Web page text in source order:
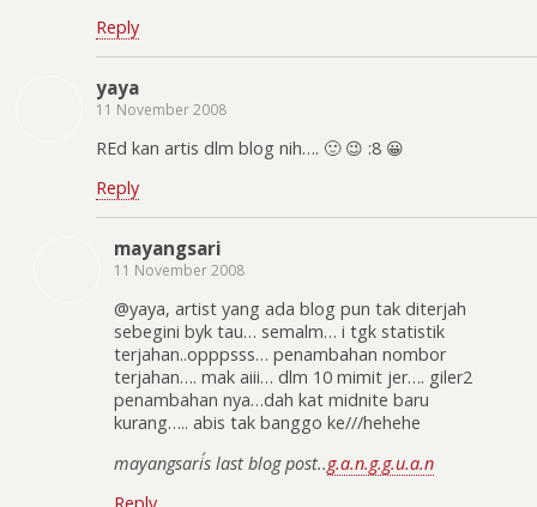
Reply
yaya
11 November 2008
REd kan artis dlm blog nih…. 🙂 😉 :8 😀
Reply
mayangsari
11 November 2008
@yaya, artist yang ada blog pun tak diterjah
sebegini byk tau… semalm… i tgk statistik
terjahan..opppsss… penambahan nombor
terjahan…. mak aiii… dlm 10 mimit jer…. giler2
penambahan nya…dah kat midnite baru
kurang….. abis tak banggo ke///hehehe
mayangsari´s last blog post..g.a.n.g.g.u.a.n